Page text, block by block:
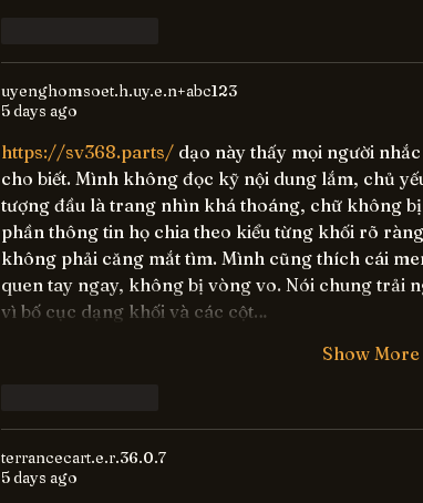
uyenghomsoet.h.uy.e.n+abc123
5 days ago
https://sv368.parts/ dạo này thấy mọi người
cho biết. Mình không đọc kỹ nội dung lắm, chủ
tượng đầu là trang nhìn khá thoáng, chữ không
phần thông tin họ chia theo kiểu từng khối rõ
không phải căng mắt tìm. Mình cũng thích cái
quen tay ngay, không bị vòng vo. Nói chung trải
vì bố cục dạng khối và các cột…
Show More
terrancecart.e.r.36.0.7
5 days ago